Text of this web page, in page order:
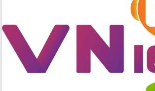
Đắk Lắk thời kỳ 2021-2030, tầm nhìn
đến năm 2050
Phát động chiến dịch 30 ngày đêm
giải phóng mặt bằng Tuyến đường bộ
ven biển